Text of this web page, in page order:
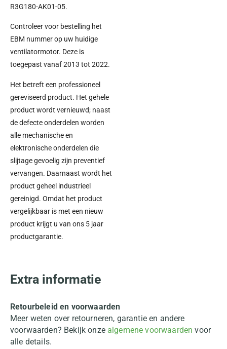
R3G180-AK01-05.
Controleer voor bestelling het
EBM nummer op uw huidige
ventilatormotor. Deze is
toegepast vanaf 2013 tot 2022.
Het betreft een professioneel
gereviseerd product. Het gehele
product wordt vernieuwd; naast
de defecte onderdelen worden
alle mechanische en
elektronische onderdelen die
slijtage gevoelig zijn preventief
vervangen. Daarnaast wordt het
product geheel industrieel
gereinigd. Omdat het product
vergelijkbaar is met een nieuw
product krijgt u van ons 5 jaar
productgarantie.
Extra informatie
Retourbeleid en voorwaarden
Meer weten over retourneren, garantie en andere
voorwaarden? Bekijk onze algemene voorwaarden voor
alle details.